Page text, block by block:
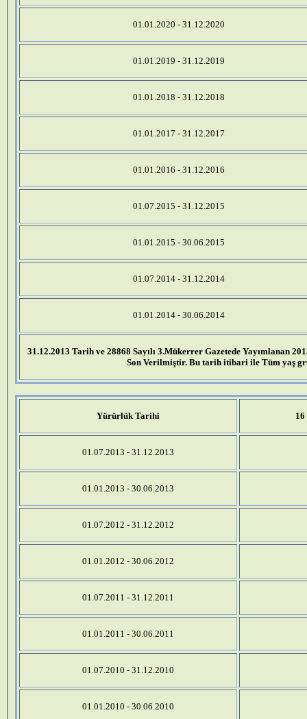
01.01.2020 - 31.12.2020
01.01.2019 - 31.12.2019
01.01.2018 - 31.12.2018
01.01.2017 - 31.12.2017
01.01.2016 - 31.12.2016
01.07.2015 - 31.12.2015
01.01.2015 - 30.06.2015
01.07.2014 - 31.12.2014
01.01.2014 - 30.06.2014
31.12.2013 Tarih ve 28868 Sayılı 3.Mükerrer Gazetede Yayımlanan
Son Verilmiştir. Bu tarih itibari ile Tüm yaş
Yürürlük Tarihi 16
01.07.2013 - 31.12.2013
01.01.2013 - 30.06.2013
01.07.2012 - 31.12.2012
01.01.2012 - 30.06.2012
01.07.2011 - 31.12.2011
01.01.2011 - 30.06.2011
01.07.2010 - 31.12.2010
01.01.2010 - 30.06.2010